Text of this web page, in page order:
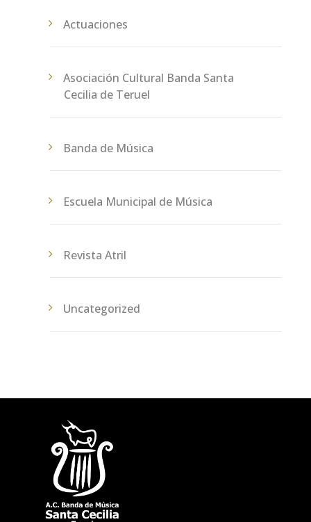
Actuaciones
Asociación Cultural Banda Santa
Cecilia de Teruel
Banda de Música
Escuela Municipal de Música
Revista Atril
Uncategorized